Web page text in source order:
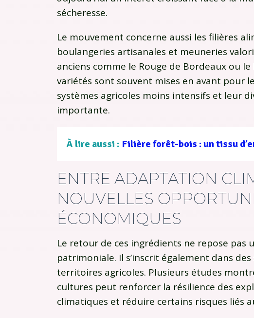
sécheresse.
Le mouvement concerne aussi les filières
boulangeries artisanales et meuneries
anciens comme le Rouge de Bordeaux ou le
variétés sont souvent mises en avant pour
systèmes agricoles moins intensifs et leur
importante.
À lire aussi :
ENTRE ADAPTATION
NOUVELLES
ÉCONOMIQUES
Le retour de ces ingrédients ne repose pas
patrimoniale. Il s’inscrit également dans
territoires agricoles. Plusieurs études
cultures peut renforcer la résilience des
climatiques et réduire certains risques liés